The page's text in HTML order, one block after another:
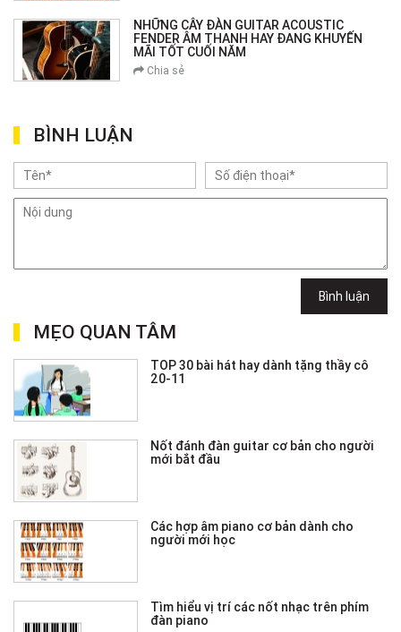
NHỮNG CÂY ĐÀN GUITAR ACOUSTIC
FENDER ÂM THANH HAY ĐANG KHUYẾN
MÃI TỐT CUỐI NĂM
Chia sẻ
BÌNH LUẬN
Bình luận
MẸO QUAN TÂM
TOP 30 bài hát hay dành tặng thầy cô
20-11
Nốt đánh đàn guitar cơ bản cho người
mới bắt đầu
Các hợp âm piano cơ bản dành cho
người mới học
Tìm hiểu vị trí các nốt nhạc trên phím
đàn piano